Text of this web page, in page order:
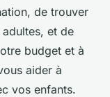
de trouver
et de
budget et à
aider à
vos enfants.